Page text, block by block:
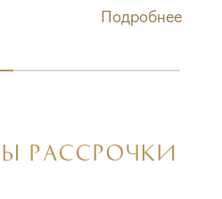
Подробнее
РАССРОЧКИ